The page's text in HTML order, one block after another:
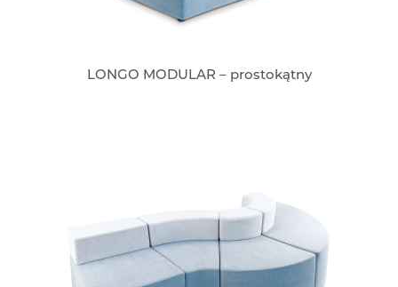
LONGO MODULAR – prostokątny